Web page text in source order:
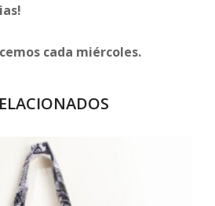
cada miércoles.